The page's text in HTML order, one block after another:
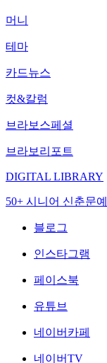
머니
테마
카드뉴스
컷&칼럼
브라보스페셜
브라보리포트
DIGITAL LIBRARY
50+ 시니어 신춘문예
블로그
인스타그램
페이스북
유튜브
네이버카페
네이버TV